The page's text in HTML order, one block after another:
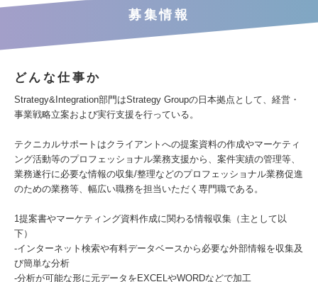
募集情報
どんな仕事か
Strategy&Integration部門はStrategy Groupの日本拠点として、経営・
事業戦略立案および実行支援を行っている。
テクニカルサポートはクライアントへの提案資料の作成やマーケティ
ング活動等のプロフェッショナル業務支援から、案件実績の管理等、
業務遂行に必要な情報の収集/整理などのプロフェッショナル業務促進
のための業務等、幅広い職務を担当いただく専門職である。
1提案書やマーケティング資料作成に関わる情報収集（主として以
下）
-インターネット検索や有料データベースから必要な外部情報を収集及
び簡単な分析
-分析が可能な形に元データをEXCELやWORDなどで加工